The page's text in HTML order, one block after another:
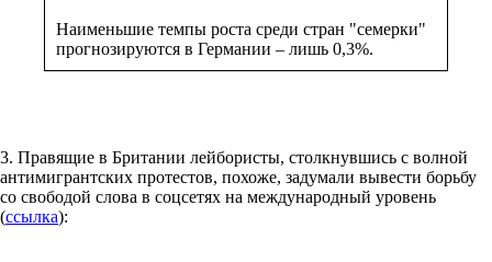
Наименьшие темпы роста среди стран "семерки"
прогнозируются в Германии – лишь 0,3%.
3. Правящие в Британии лейбористы, столкнувшись с волной
антимигрантских протестов, похоже, задумали вывести борьбу
со свободой слова в соцсетях на международный уровень
(ссылка):